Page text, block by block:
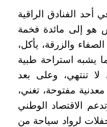
أحد الفنادق الراقية
هو إلى مائدة فخمة
والزرقة، يأكل،
يشبه استراحة طبية
تنتهي، وعلى بعد
مفتوحة، تغني،
الاقتصاد الوطني
لرواد سياحة من